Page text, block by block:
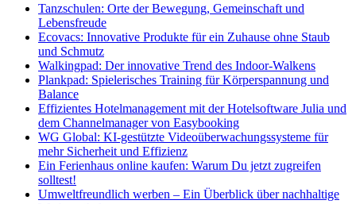
Tanzschulen: Orte der Bewegung, Gemeinschaft und
Lebensfreude
Ecovacs: Innovative Produkte für ein Zuhause ohne Staub
und Schmutz
Walkingpad: Der innovative Trend des Indoor-Walkens
Plankpad: Spielerisches Training für Körperspannung und
Balance
Effizientes Hotelmanagement mit der Hotelsoftware Julia und
dem Channelmanager von Easybooking
WG Global: KI-gestützte Videoüberwachungssysteme für
mehr Sicherheit und Effizienz
Ein Ferienhaus online kaufen: Warum Du jetzt zugreifen
solltest!
Umweltfreundlich werben – Ein Überblick über nachhaltige